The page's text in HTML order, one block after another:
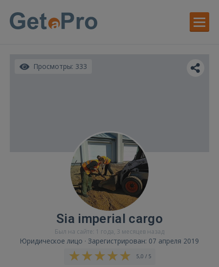
Просмотры: 333
Sia imperial cargo
Был на сайте: 1 года, 3 месяцев назад
Юридическое лицо · Зарегистрирован: 07 апреля 2019
5,0 / 5